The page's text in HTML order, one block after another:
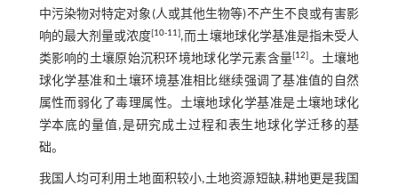
中污染物对特定对象(人或其他生物等)不产生不良或有害影
响的最大剂量或浓度[10-11],而土壤地球化学基准是指未受人
类影响的土壤原始沉积环境地球化学元素含量[12]。土壤地
球化学基准和土壤环境基准相比继续强调了基准值的自然
属性而弱化了毒理属性。土壤地球化学基准是土壤地球化
学本底的量值,是研究成土过程和表生地球化学迁移的基
础。
我国人均可利用土地面积较小,土地资源短缺,耕地更是我国